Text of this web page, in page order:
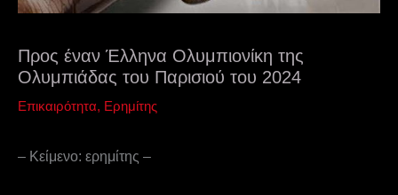
Προς έναν Έλληνα Ολυμπιονίκη της
Ολυμπιάδας του Παρισιού του 2024
Επικαιρότητα, Ερημίτης
– Κείμενο: ερημίτης –